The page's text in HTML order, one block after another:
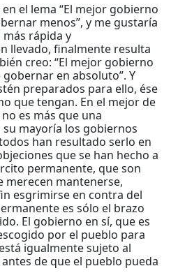
el lema “El mejor gobierno
menos”, y me gustaría
rápida y
llevado, finalmente resulta
creo: “El mejor gobierno
en absoluto”. Y
preparados para ello, ése
que tengan. En el mejor de
es más que una
mayoría los gobiernos
han resultado serlo en
que se han hecho a
permanente, que son
merecen mantenerse,
esgrimirse en contra del
es sólo el brazo
El gobierno en sí, que es
por el pueblo para
igualmente sujeto al
de que el pueblo pueda